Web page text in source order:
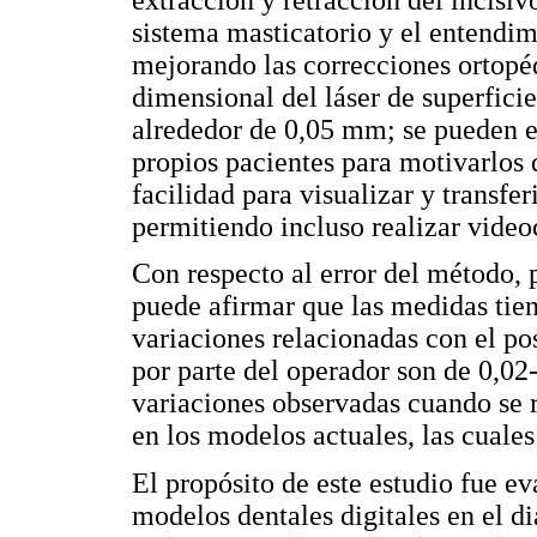
sistema masticatorio y el
mejorando las correcciones
dimensional del láser de
alrededor de 0,05 mm; se pueden
propios pacientes para
facilidad para visualizar y
permitiendo incluso realizar
Con respecto al error del
puede afirmar que las medidas
variaciones relacionadas con el
por parte del operador son de
variaciones observadas cuando
en los modelos actuales, las
El propósito de este estudio fue
modelos dentales digitales en el